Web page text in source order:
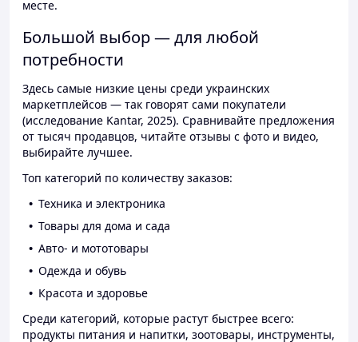
месте.
Большой выбор — для любой
потребности
Здесь самые низкие цены среди украинских
маркетплейсов — так говорят сами покупатели
(исследование Kantar, 2025). Сравнивайте предложения
от тысяч продавцов, читайте отзывы с фото и видео,
выбирайте лучшее.
Топ категорий по количеству заказов:
Техника и электроника
Товары для дома и сада
Авто- и мототовары
Одежда и обувь
Красота и здоровье
Среди категорий, которые растут быстрее всего:
продукты питания и напитки, зоотовары, инструменты,